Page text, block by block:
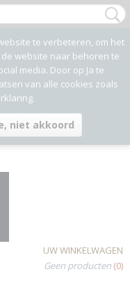
UW WINKELWAGEN
Geen producten (0)
te verbeteren, om het
website naar behoren te
media. Door op Ja te
van alle cookies zoals
niet akkoord